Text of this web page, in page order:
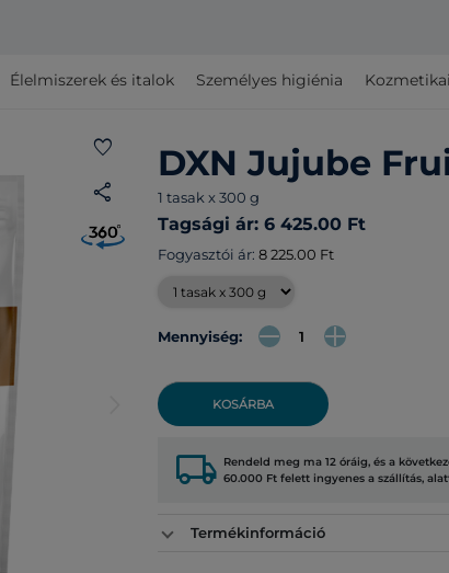
Élelmiszerek és italok Személyes higiénia
favorite
share
DXN Jujube
1 tasak x 300 g
Tagsági ár: 6 425.00 Ft
Fogyasztói ár: 8 225.00 Ft
Mennyiség:
KOSÁRBA
local_shipping Rendeld meg ma 12 óráig, és a
60.000 Ft felett ingyenes a szállítás,
Termékinformáció